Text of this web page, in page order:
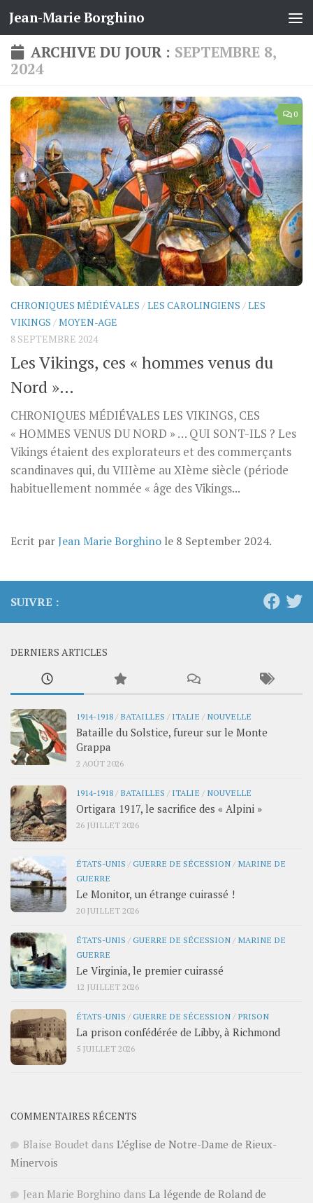
Skip to content
Jean-Marie Borghino
ARCHIVE DU JOUR : SEPTEMBRE 8,
2024
0
CHRONIQUES MÉDIÉVALES /LES CAROLINGIENS /LES
VIKINGS /MOYEN-AGE
8 SEPTEMBRE 2024
Les Vikings, ces « hommes venus du
Nord »…
CHRONIQUES MÉDIÉVALES LES VIKINGS, CES
« HOMMES VENUS DU NORD » … QUI SONT-ILS ? Les
Vikings étaient des explorateurs et des commerçants
scandinaves qui, du VIIIème au XIème siècle (période
habituellement nommée « âge des Vikings...
Ecrit parJean Marie Borghino le 8 September 2024.
SUIVRE :
DERNIERS ARTICLES
1914-1918/ BATAILLES / ITALIE / NOUVELLE
Bataille du Solstice, fureur sur le Monte
Grappa
2 AOÛT 2026
1914-1918/ BATAILLES / ITALIE / NOUVELLE
Ortigara 1917, le sacrifice des « Alpini »
26 JUILLET 2026
ÉTATS-UNIS /GUERRE DE SÉCESSION/ MARINE DE
GUERRE
Le Monitor, un étrange cuirassé !
20 JUILLET 2026
ÉTATS-UNIS /GUERRE DE SÉCESSION/ MARINE DE
GUERRE
Le Virginia, le premier cuirassé
12 JUILLET 2026
ÉTATS-UNIS /GUERRE DE SÉCESSION/ PRISON
La prison confédérée de Libby, à Richmond
5 JUILLET 2026
COMMENTAIRES RÉCENTS
Blaise Boudet dans L’église de Notre-Dame de Rieux-
Minervois
Jean Marie Borghino dans La légende de Roland de